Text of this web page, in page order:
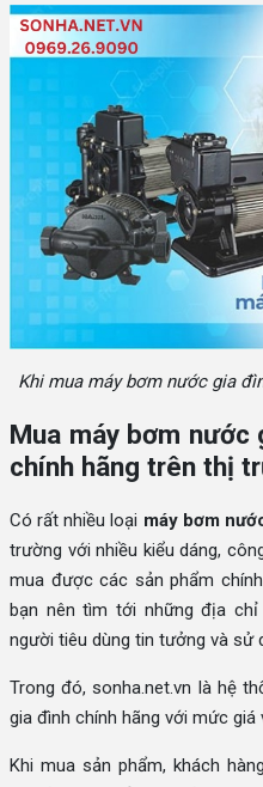
Khi mua máy bơm nước gia
Mua máy bơm
chính hãng trên thị
Có rất nhiều loại máy bơm
trường với nhiều kiểu dáng,
mua được các sản phẩm
bạn nên tìm tới những địa
người tiêu dùng tin tưởng và sử
Trong đó, sonha.net.vn là hệ
gia đình chính hãng với mức giá
Khi mua sản phẩm, khách